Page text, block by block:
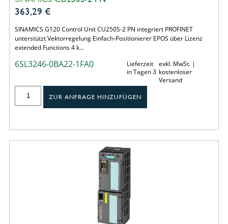
363,29 €
SINAMICS G120 Control Unit CU250S-2 PN integriert PROFINET
unterstützt Vektorregelung Einfach-Positionierer EPOS über Lizenz
extended Functions 4 k…
6SL3246-0BA22-1FA0
Lieferzeit
in Tagen 3
exkl. MwSt. |
kostenloser
Versand
ZUR ANFRAGE HINZUFÜGEN